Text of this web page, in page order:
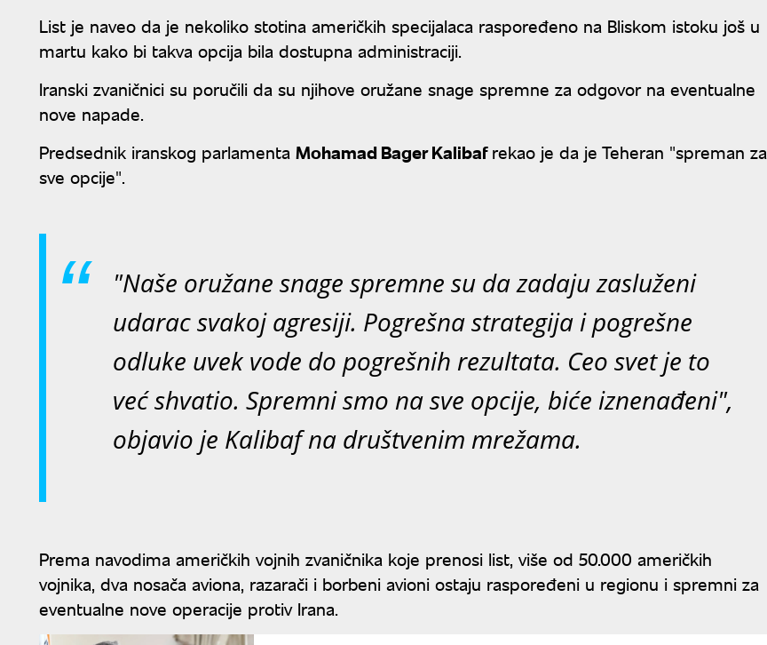
List je naveo da je nekoliko stotina američkih specijalaca raspoređeno na Bliskom istoku još u
martu kako bi takva opcija bila dostupna administraciji.
Iranski zvaničnici su poručili da su njihove oružane snage spremne za odgovor na eventualne
nove napade.
Predsednik iranskog parlamenta Mohamad Bager Kalibafrekao je da je Teheran "spreman za
sve opcije".
"Naše oružane snage spremne su da zadaju zasluženi
udarac svakoj agresiji. Pogrešna strategija i pogrešne
odluke uvek vode do pogrešnih rezultata. Ceo svet je to
već shvatio. Spremni smo na sve opcije, biće iznenađeni",
objavio je Kalibaf na društvenim mrežama.
Prema navodima američkih vojnih zvaničnika koje prenosi list, više od 50.000 američkih
vojnika, dva nosača aviona, razarači i borbeni avioni ostaju raspoređeni u regionu i spremni za
eventualne nove operacije protiv Irana.